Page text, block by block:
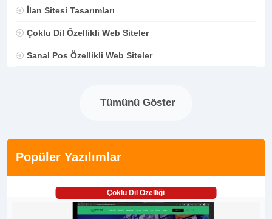
İlan Sitesi Tasarımları
Çoklu Dil Özellikli Web Siteler
Sanal Pos Özellikli Web Siteler
Tümünü Göster
Popüler Yazılımlar
Çoklu Dil Özelliği